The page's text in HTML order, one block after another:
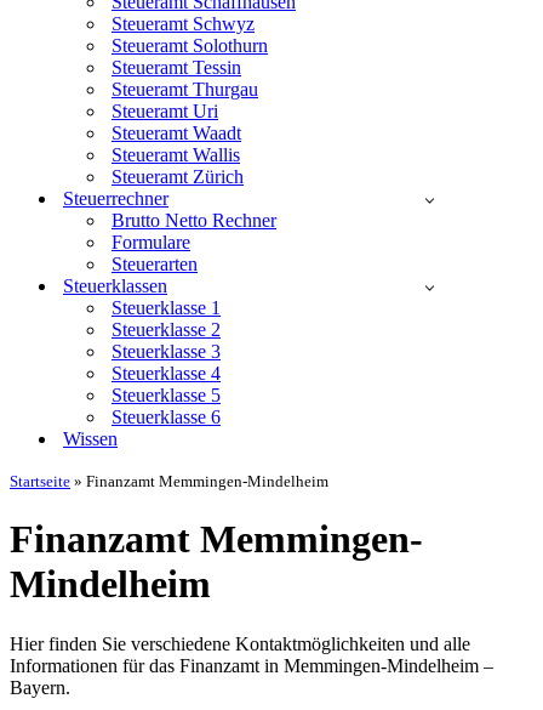
Steueramt Schwyz
Steueramt Solothurn
Steueramt Tessin
Steueramt Thurgau
Steueramt Uri
Steueramt Waadt
Steueramt Wallis
Steueramt Zürich
Steuerrechner
Brutto Netto Rechner
Formulare
Steuerarten
Steuerklassen
Steuerklasse 1
Steuerklasse 2
Steuerklasse 3
Steuerklasse 4
Steuerklasse 5
Steuerklasse 6
Wissen
Startseite » Finanzamt Memmingen-Mindelheim
Finanzamt Memmingen-
Mindelheim
Hier finden Sie verschiedene Kontaktmöglichkeiten und alle
Informationen für das Finanzamt in Memmingen-Mindelheim –
Bayern.